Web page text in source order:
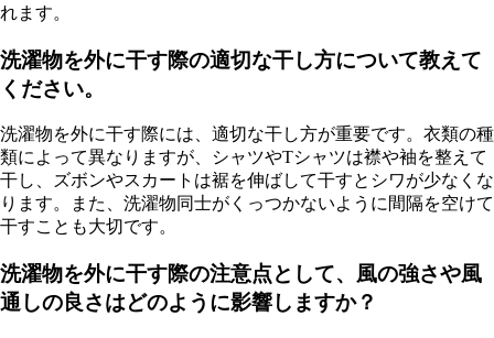
れます。
洗濯物を外に干す際の適切な干し方について教えて
ください。
洗濯物を外に干す際には、適切な干し方が重要です。衣類の種
類によって異なりますが、シャツやTシャツは襟や袖を整えて
干し、ズボンやスカートは裾を伸ばして干すとシワが少なくな
ります。また、洗濯物同士がくっつかないように間隔を空けて
干すことも大切です。
洗濯物を外に干す際の注意点として、風の強さや風
通しの良さはどのように影響しますか？